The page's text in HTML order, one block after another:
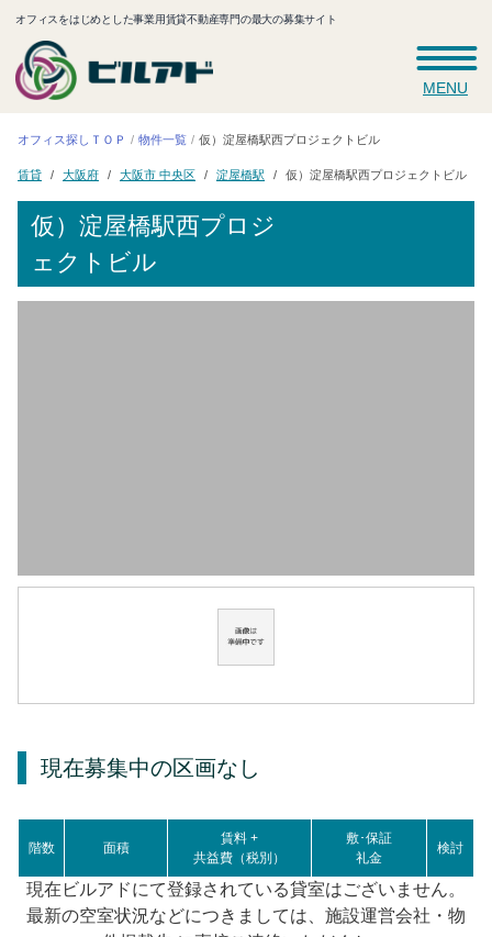
オフィスをはじめとした事業用賃貸不動産専門の最大の募集サイト
MENU
オフィス探しＴＯＰ 物件一覧 仮）淀屋橋駅西プロジェクトビル
賃貸 大阪府 大阪市 中央区 淀屋橋駅 仮）淀屋橋駅西プロジェクトビル
仮）淀屋橋駅西プロジ
ェクトビル
現在募集中の区画なし
階数 面積
賃料 +
共益費（税別）
敷･保証
礼金
検討
現在ビルアドにて登録されている貸室はございません。
最新の空室状況などにつきましては、施設運営会社・物